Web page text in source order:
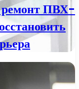
ремонт ПВХ-